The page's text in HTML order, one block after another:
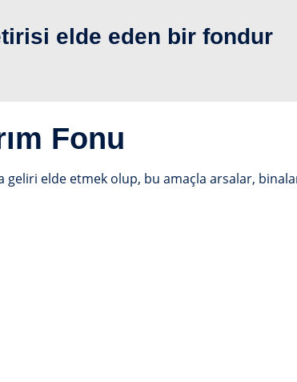
elde eden bir fondur
Fonu
geliri elde etmek olup, bu amaçla arsalar,